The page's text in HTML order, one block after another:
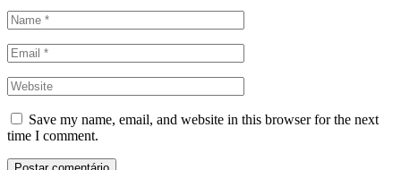
Save my name, email, and website in this browser for the next
time I comment.